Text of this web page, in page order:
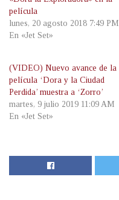
película
lunes, 20 agosto 2018 7:49 PM
En «Jet Set»
(VIDEO) Nuevo avance de la
película ‘Dora y la Ciudad
Perdida’ muestra a ‘Zorro’
martes, 9 julio 2019 11:09 AM
En «Jet Set»